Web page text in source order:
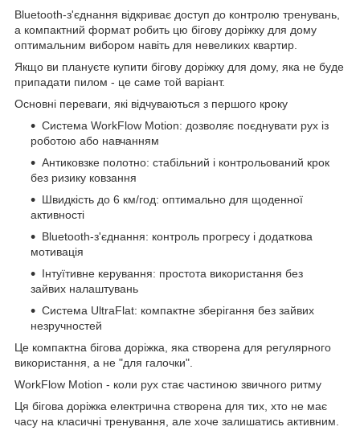
Bluetooth-з'єднання відкриває доступ до контролю тренувань,
а компактний формат робить цю бігову доріжку для дому
оптимальним вибором навіть для невеликих квартир.
Якщо ви плануєте купити бігову доріжку для дому, яка не буде
припадати пилом - це саме той варіант.
Основні переваги, які відчуваються з першого кроку
Система WorkFlow Motion: дозволяє поєднувати рух із
роботою або навчанням
Антиковзке полотно: стабільний і контрольований крок
без ризику ковзання
Швидкість до 6 км/год: оптимально для щоденної
активності
Bluetooth-з'єднання: контроль прогресу і додаткова
мотивація
Інтуїтивне керування: простота використання без
зайвих налаштувань
Система UltraFlat: компактне зберігання без зайвих
незручностей
Це компактна бігова доріжка, яка створена для регулярного
використання, а не "для галочки".
WorkFlow Motion - коли рух стає частиною звичного ритму
Ця бігова доріжка електрична створена для тих, хто не має
часу на класичні тренування, але хоче залишатись активним.